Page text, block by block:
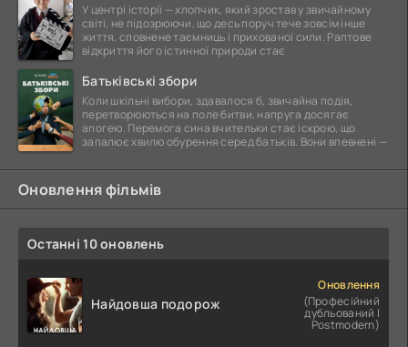
У центрі історії — хлопчик, який зростав у звичайному
світі, не підозрюючи, що десь поруч тече зовсім інше
життя, сповнене таємниць і прихованої сили. Раптове
відкриття його істинної природи стає
Батьківські збори
Коли шкільні вибори, здавалося б, звичайна подія,
перетворюються на поле битви, напруга досягає
апогею. Перемога сина вчительки стає іскрою, що
запалює хвилю обурення серед батьків. Вони впевнені —
Оновлення фільмів
Останні 10 оновлень
Найдовша подорож
Оновлення
(Професійний
дубльований |
Postmodern)